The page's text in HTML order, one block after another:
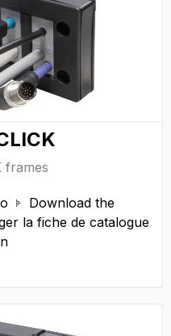
frames

Download the
la fiche de catalogue